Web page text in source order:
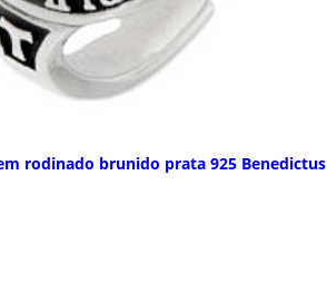
rodinado brunido prata 925 Benedictus